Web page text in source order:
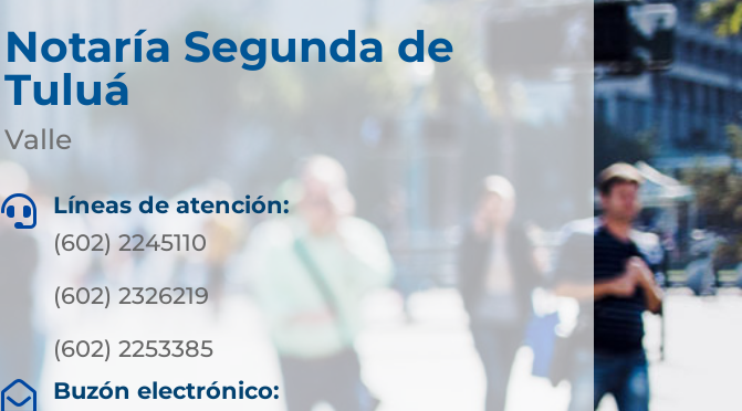
Notaría Segunda de
Tuluá
Valle
 Líneas de atención:
(602) 2245110
(602) 2326219
(602) 2253385

Buzón electrónico: